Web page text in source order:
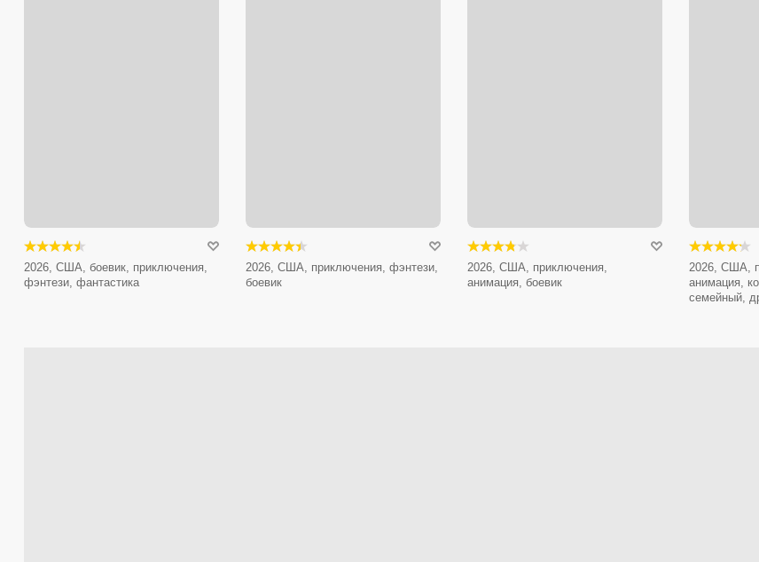
2026, США, боевик, приключения,
фэнтези, фантастика
2026, США, приключения, фэнтези,
боевик
2026, США, приключения,
анимация, боевик
2026, США,
анимация,
семейный,